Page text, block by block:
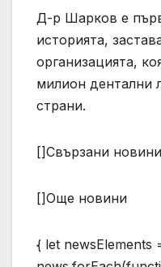
Д-р Шарков е
историята,
организацията,
милион дентални
страни.
[]Свързани новини
[]Още новини
{ let newsElements